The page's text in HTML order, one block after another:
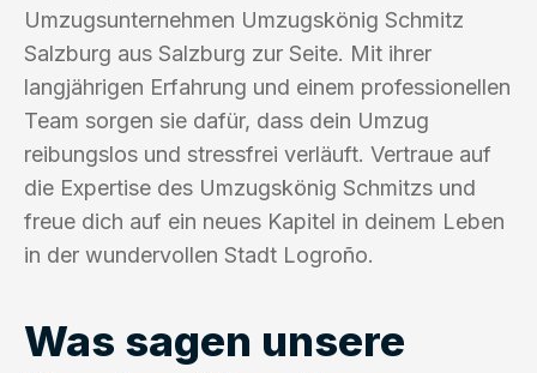
Umzugsunternehmen Umzugskönig Schmitz
Salzburg aus Salzburg zur Seite. Mit ihrer
langjährigen Erfahrung und einem professionellen
Team sorgen sie dafür, dass dein Umzug
reibungslos und stressfrei verläuft. Vertraue auf
die Expertise des Umzugskönig Schmitzs und
freue dich auf ein neues Kapitel in deinem Leben
in der wundervollen Stadt Logroño.
Was sagen unsere